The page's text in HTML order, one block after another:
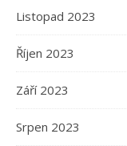
Listopad 2023
Říjen 2023
Září 2023
Srpen 2023